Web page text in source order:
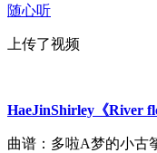
随心听
上传了视频
HaeJinShirley《River
曲谱：多啦A梦的小古